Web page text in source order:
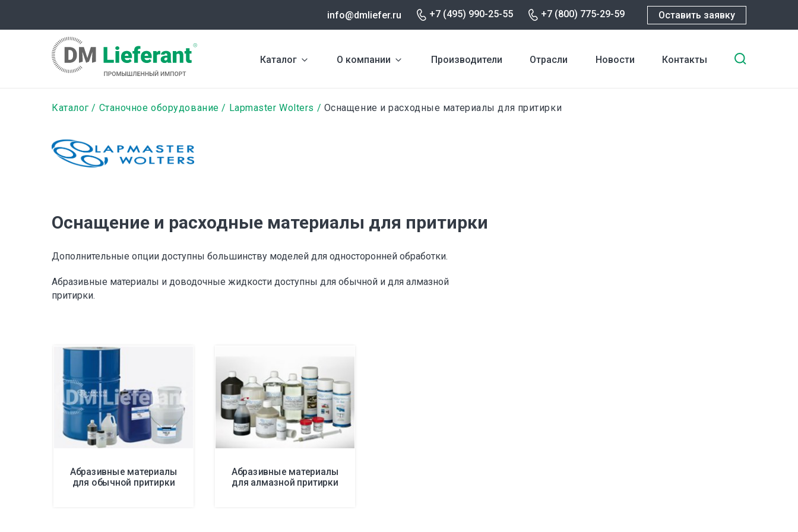
содержанию
info@dmliefer.ru +7 (495) 990-25-55 +7 (800) 775-29-59 Оставить заявку
Каталог О компании Производители Отрасли Новости Контакты
Строка
навигации
Каталог Станочное оборудование Lapmaster Wolters Оснащение и расходные материалы для притирки
Оснащение и расходные материалы для притирки
Дополнительные опции доступны большинству моделей для односторонней обработки.
Абразивные материалы и доводочные жидкости доступны для обычной и для алмазной
притирки.
Абразивные материалы
для обычной притирки
Абразивные материалы
для алмазной притирки